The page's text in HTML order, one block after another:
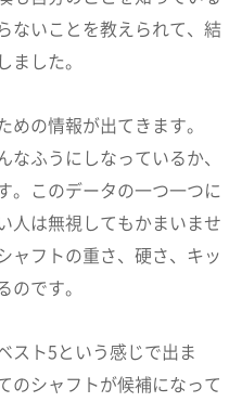
ないことを教えられて、結
した。
の情報が出てきます。
ふうにしなっているか、
。このデータの一つ一つに
人は無視してもかまいませ
ャフトの重さ、硬さ、キッ
です。
スト5という感じで出ま
のシャフトが候補になって